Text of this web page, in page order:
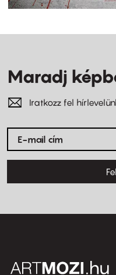
Maradj
Iratkozz fel